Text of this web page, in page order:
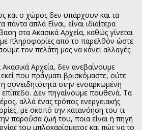
και ο χώρος δεν υπάρχουν και τα
απλά Είναι, είναι ιδιαίτερα
στα Ακασικά Αρχεία, καθώς γίνεται
πληροφορίες από το παρελθόν ώστε
τον πελάτη μας να κάνει αλλαγές.
Αρχεία, δεν ανεβαίνουμε
που πράγματι βρισκόμαστε, ούτε
συνειδητότητα στην ενσαρκωμένη
επίπεδο. Δεν πηγαίνουμε πουθενά. Τα
αλλά ένας τρόπος ενεργειακής
με σκοπό την κατανόηση του τι
παρούσα ζωή του, ποια είναι η πηγή
του μπλοκαρίσματος και πώς να το